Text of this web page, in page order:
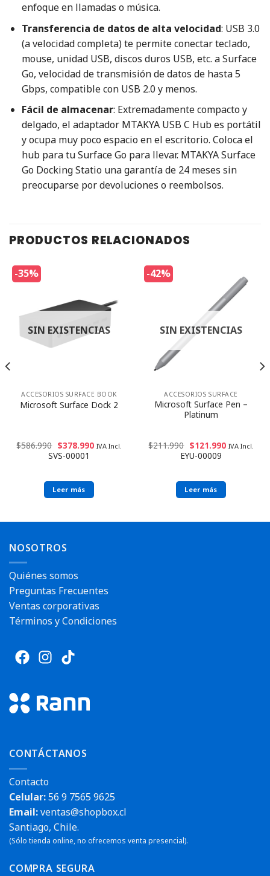
enfoque en llamadas o música.
Transferencia de datos de alta velocidad: USB 3.0
(a velocidad completa) te permite conectar teclado,
mouse, unidad USB, discos duros USB, etc. a Surface
Go, velocidad de transmisión de datos de hasta 5
Gbps, compatible con USB 2.0 y menos.
Fácil de almacenar: Extremadamente compacto y
delgado, el adaptador MTAKYA USB C Hub es portátil
y ocupa muy poco espacio en el escritorio. Coloca el
hub para tu Surface Go para llevar. MTAKYA Surface
Go Docking Statio una garantía de 24 meses sin
preocuparse por devoluciones o reembolsos.
PRODUCTOS RELACIONADOS
-35%
SIN EXISTENCIAS
ACCESORIOS SURFACE BOOK
Microsoft Surface Dock 2
$586.990 $378.990 IVA Incl.
SVS-00001
Leer más
-42%
SIN EXISTENCIAS
ACCESORIOS SURFACE
Microsoft Surface Pen –
Platinum
$211.990 $121.990 IVA Incl.
EYU-00009
Leer más
NOSOTROS
Quiénes somos
Preguntas Frecuentes
Ventas corporativas
Términos y Condiciones
CONTÁCTANOS
Contacto
Celular:56 9 7565 9625
Email:ventas@shopbox.cl
Santiago, Chile.
(Sólo tienda online, no ofrecemos venta presencial).
COMPRA SEGURA